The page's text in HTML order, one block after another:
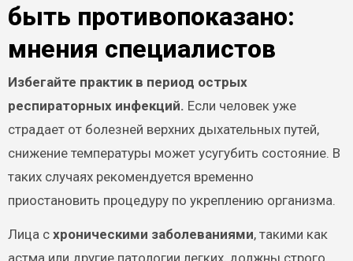
быть противопоказано:
мнения специалистов
Избегайте практик в период острых
респираторных инфекций. Если человек уже
страдает от болезней верхних дыхательных путей,
снижение температуры может усугубить состояние. В
таких случаях рекомендуется временно
приостановить процедуру по укреплению организма.
Лица с хроническими заболеваниями, такими как